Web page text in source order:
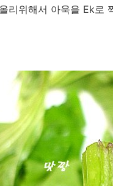
리위해서 아욱을 Ek로